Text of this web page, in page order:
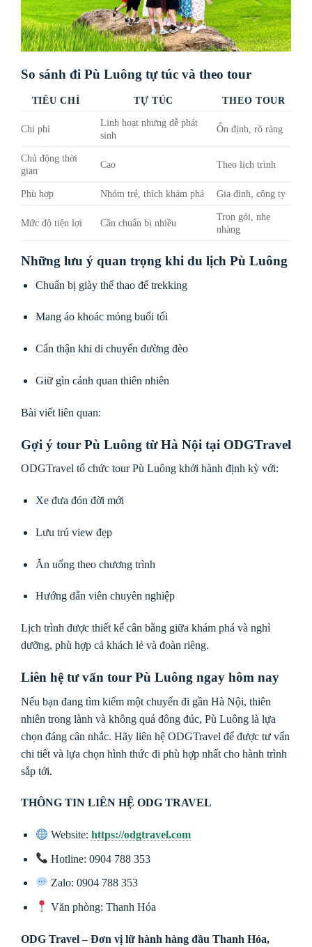
So sánh đi Pù Luông tự túc và theo tour
TIÊU CHÍ TỰ TÚC THEO TOUR
Chi phí
Linh hoạt nhưng dễ phát
sinh
Ổn định, rõ ràng
Chủ động thời
gian
Cao Theo lịch trình
Phù hợp Nhóm trẻ, thích khám phá Gia đình, công ty
Mức độ tiện lợi Cần chuẩn bị nhiều
Trọn gói, nhẹ
nhàng
Những lưu ý quan trọng khi du lịch Pù Luông
Chuẩn bị giày thể thao để trekking
Mang áo khoác mỏng buổi tối
Cẩn thận khi di chuyển đường đèo
Giữ gìn cảnh quan thiên nhiên
Bài viết liên quan:
Gợi ý tour Pù Luông từ Hà Nội tại ODGTravel
ODGTravel tổ chức tour Pù Luông khởi hành định kỳ với:
Xe đưa đón đời mới
Lưu trú view đẹp
Ăn uống theo chương trình
Hướng dẫn viên chuyên nghiệp
Lịch trình được thiết kế cân bằng giữa khám phá và nghỉ
dưỡng, phù hợp cả khách lẻ và đoàn riêng.
Liên hệ tư vấn tour Pù Luông ngay hôm nay
Nếu bạn đang tìm kiếm một chuyến đi gần Hà Nội, thiên
nhiên trong lành và không quá đông đúc, Pù Luông là lựa
chọn đáng cân nhắc. Hãy liên hệ ODGTravel để được tư vấn
chi tiết và lựa chọn hình thức đi phù hợp nhất cho hành trình
sắp tới.
THÔNG TIN LIÊN HỆ ODG TRAVEL
Website:https://odgtravel.com
Hotline: 0904 788 353
Zalo: 0904 788 353
Văn phòng: Thanh Hóa
ODG Travel – Đơn vị lữ hành hàng đầu Thanh Hóa,